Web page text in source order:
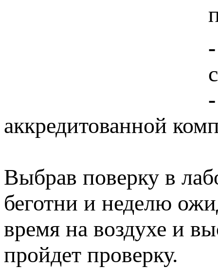
-
-
аккредитованной
Выбрав поверку в
беготни и неделю
время на воздухе и
пройдет проверку.